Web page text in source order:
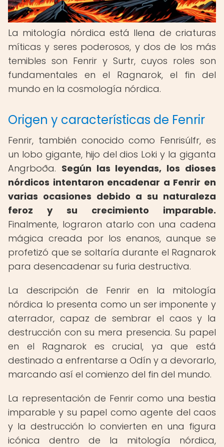
La mitología nórdica está llena de criaturas
míticas y seres poderosos, y dos de los más
temibles son Fenrir y Surtr, cuyos roles son
fundamentales en el Ragnarok, el fin del
mundo en la cosmología nórdica.
Origen y características de Fenrir
Fenrir, también conocido como Fenrisúlfr, es
un lobo gigante, hijo del dios Loki y la giganta
Angrboða. Según las leyendas, los dioses
nórdicos intentaron encadenar a Fenrir en
varias ocasiones debido a su naturaleza
feroz y su crecimiento imparable.
Finalmente, lograron atarlo con una cadena
mágica creada por los enanos, aunque se
profetizó que se soltaría durante el Ragnarok
para desencadenar su furia destructiva.
La descripción de Fenrir en la mitología
nórdica lo presenta como un ser imponente y
aterrador, capaz de sembrar el caos y la
destrucción con su mera presencia. Su papel
en el Ragnarok es crucial, ya que está
destinado a enfrentarse a Odín y a devorarlo,
marcando así el comienzo del fin del mundo.
La representación de Fenrir como una bestia
imparable y su papel como agente del caos
y la destrucción lo convierten en una figura
icónica dentro de la mitología nórdica,